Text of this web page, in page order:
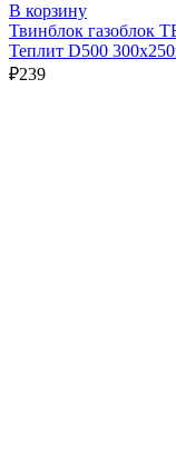
В корзину
Твинблок газоблок
Теплит D500
₽239